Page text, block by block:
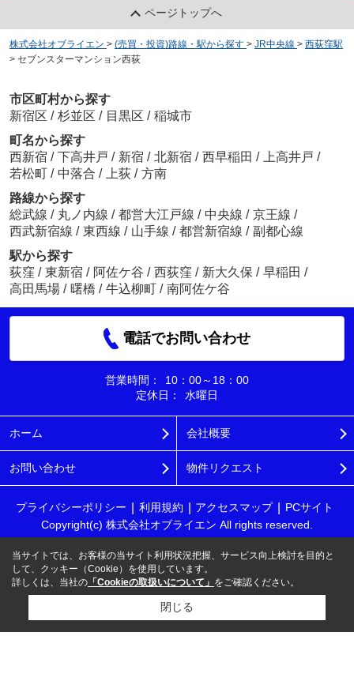
ページトップへ
株式会社オブライエン > (売買・投資)路線・駅から探す > JR中央線 > 西荻窪駅
> セブンスターマンション西荻
市区町村から探す
新宿区 / 杉並区 / 目黒区 / 稲城市
町名から探す
西新宿 / 下高井戸 / 新宿 / 北新宿 / 西早稲田 / 上高井戸 /
若松町 / 中落合 / 上荻 / 方南
路線から探す
総武線 / 丸ノ内線 / 都営大江戸線 / 中央線 / 京王線 /
西武新宿線 / 東西線 / 山手線 / 都営新宿線 / 副都心線
駅から探す
荻窪 / 東新宿 / 阿佐ケ谷 / 西荻窪 / 新大久保 / 早稲田 /
高田馬場 / 曙橋 / 牛込柳町 / 南阿佐ケ谷
電話でお問い合わせ
営業時間：
10：00～18：00
定休日：
水曜日
ホーム 会社概要
お問い合わせ 物件リクエスト
プライバシーポリシー 利用規約 アクセスマップ
PCサイト
Copyright(c) 株式会社オブライエン All rights reserved.
当サイトでは、お客様の当サイト利用状況把握、サービス向上検討を目的と
して、クッキー（Cookie）を使用しています。
詳しくは、当社の 「Cookieの取扱いについて」 をご確認ください。
閉じる